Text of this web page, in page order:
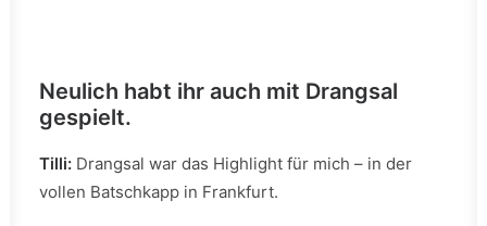
Neulich habt ihr auch mit Drangsal
gespielt.
Tilli: Drangsal war das Highlight für mich – in der
vollen Batschkapp in Frankfurt.